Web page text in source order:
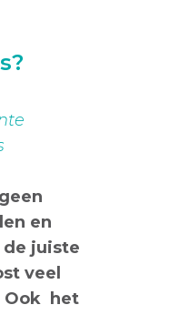
en
de juiste
veel
Ook het